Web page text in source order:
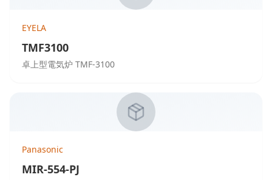
EYELA
TMF3100
卓上型電気炉 TMF-3100
Panasonic
MIR-554-PJ